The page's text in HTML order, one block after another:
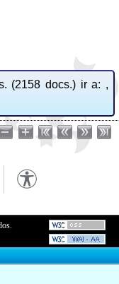
(2158 docs.) ir a: ,